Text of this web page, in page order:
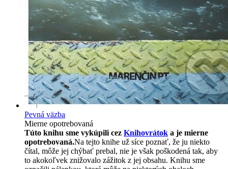
Pevná väzba
Mierne opotrebovaná
Túto knihu sme vykúpili cez Knihovrátok a je mierne
opotrebovaná.Na tejto knihe už síce poznať, že ju niekto
čítal, môže jej chýbať prebal, nie je však poškodená tak, aby
to akokoľvek znižovalo zážitok z jej obsahu. Knihu sme